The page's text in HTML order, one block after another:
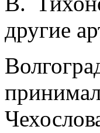
другие